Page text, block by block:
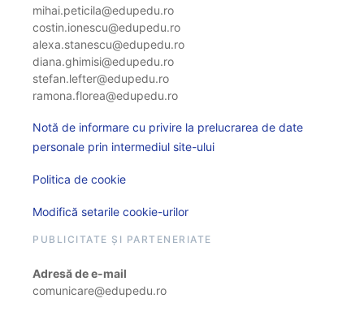
mihai.peticila@edupedu.ro
costin.ionescu@edupedu.ro
alexa.stanescu@edupedu.ro
diana.ghimisi@edupedu.ro
stefan.lefter@edupedu.ro
ramona.florea@edupedu.ro
Notă de informare cu privire la prelucrarea de date
personale prin intermediul site-ului
Politica de cookie
Modifică setarile cookie-urilor
PUBLICITATE ȘI PARTENERIATE
Adresă de e-mail
comunicare@edupedu.ro